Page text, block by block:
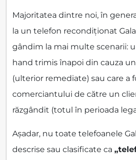
Majoritatea dintre noi, în
la un telefon recondiționat
gândim la mai multe scenarii:
hand trimis înapoi din cauza
(ulterior remediate) sau care a
comerciantului de către un
răzgândit (totul în perioada
Așadar, nu toate telefoanele
descrise sau clasificate ca